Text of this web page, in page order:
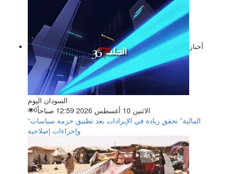
أخبار
السودان اليوم
الاثنين 10 أغسطس 2026 12:59 صباحاً
0
“المالية” تحقق زيادة في الإيرادات بعد تطبيق حزمة سياسات
وإجراءات إصلاحية